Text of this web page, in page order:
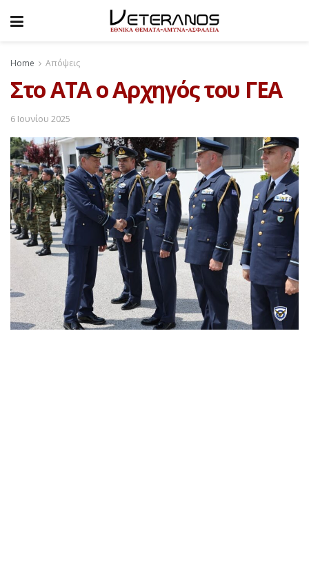
Home Απόψεις
Στο ΑΤΑ ο Αρχηγός του ΓΕΑ
6 Ιουνίου 2025